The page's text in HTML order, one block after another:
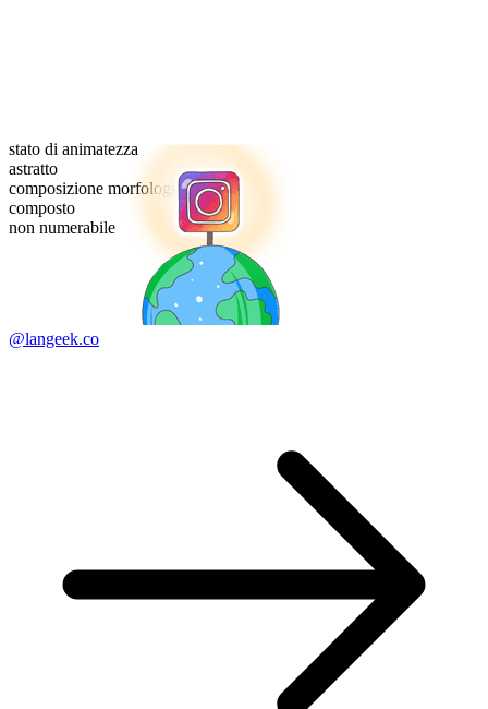
stato di animatezza
astratto
composizione morfologica
composto
non numerabile
@langeek.co